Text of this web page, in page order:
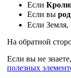
Если
Если вы
Если Земля,
На обратной
Если вы не
полезных